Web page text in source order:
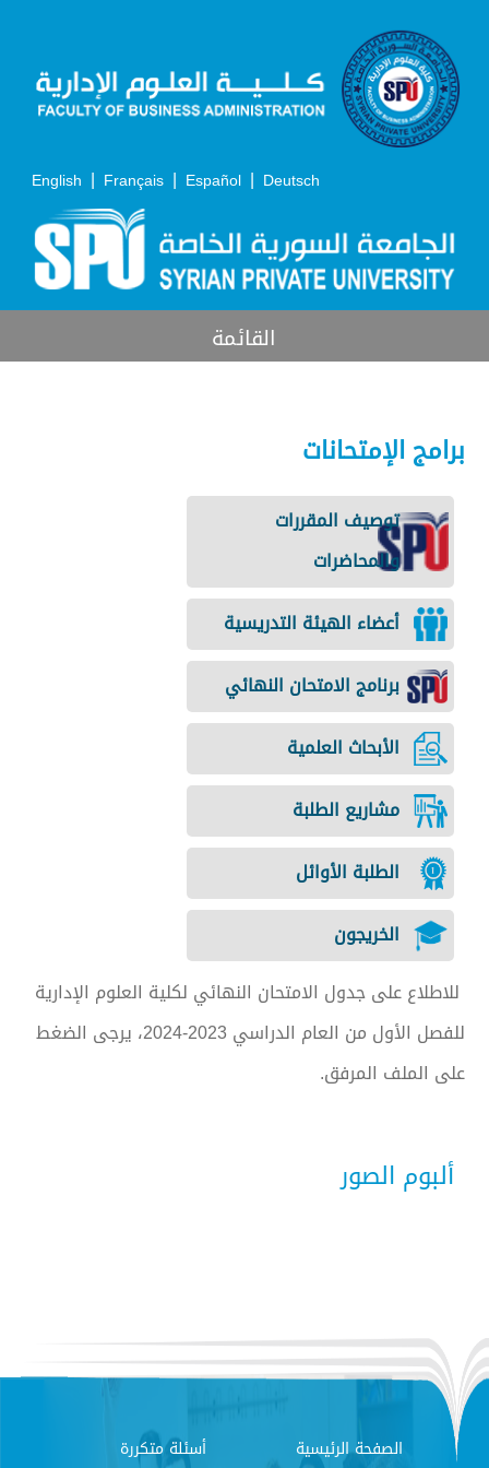
English | Français | Español | Deutsch
القائمة
برامج الإمتحانات
توصيف المقررات
والمحاضرات
أعضاء الهيئة التدريسية
برنامج الامتحان النهائي
الأبحاث العلمية
مشاريع الطلبة
الطلبة الأوائل
الخريجون
للاطلاع على جدول الامتحان النهائي لكلية العلوم الإدارية
للفصل الأول من العام الدراسي 2023-2024، يرجى الضغط
على الملف المرفق.
ألبوم الصور
الصفحة الرئيسية
أسئلة متكررة